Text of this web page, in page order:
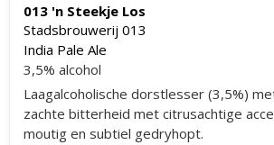
013 'n Steekje Los
Stadsbrouwerij 013
India Pale Ale
3,5% alcohol
Laagalcoholische dorstlesser (3,5%)
zachte bitterheid met citrusachtige
moutig en subtiel gedryhopt.